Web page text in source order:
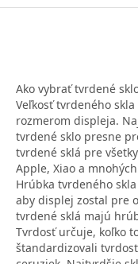
Ako vybrať tvrdené
Veľkosť tvrdeného
rozmerom displeja.
tvrdené sklo presne
tvrdené sklá pre
Apple, Xiao a
Hrúbka tvrdeného
aby displej zostal pre
tvrdené sklá majú
Tvrdosť určuje, koľko
štandardizovali